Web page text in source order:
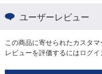
ユーザーレビュー
この商品に寄せられたカスタマ
レビューを評価するにはログイ